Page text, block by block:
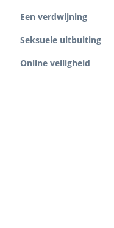
Een verdwijning
Seksuele uitbuiting
Online veiligheid